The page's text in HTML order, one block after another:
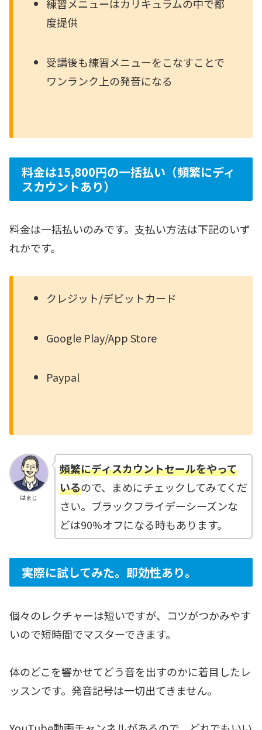
練習メニューはカリキュラムの中で都
度提供
受講後も練習メニューをこなすことで
ワンランク上の発音になる
料金は15,800円の一括払い（頻繁にディ
スカウントあり）
料金は一括払いのみです。支払い方法は下記のいず
れかです。
クレジット/デビットカード
Google Play/App Store
Paypal
はまじ
頻繁にディスカウントセールをやって
いるので、まめにチェックしてみてくだ
さい。ブラックフライデーシーズンな
どは90%オフになる時もあります。
実際に試してみた。即効性あり。
個々のレクチャーは短いですが、コツがつかみやす
いので短時間でマスターできます。
体のどこを響かせてどう音を出すのかに着目したレ
ッスンです。発音記号は一切出てきません。